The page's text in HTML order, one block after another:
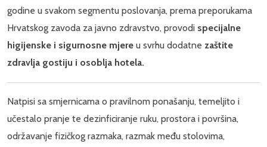
godine u svakom segmentu poslovanja, prema preporukama
Hrvatskog zavoda za javno zdravstvo, provodi specijalne
higijenske i sigurnosne mjere u svrhu dodatne zaštite
zdravlja gostiju i osoblja hotela.
Natpisi sa smjernicama o pravilnom ponašanju, temeljito i
učestalo pranje te dezinficiranje ruku, prostora i površina,
održavanje fizičkog razmaka, razmak među stolovima,